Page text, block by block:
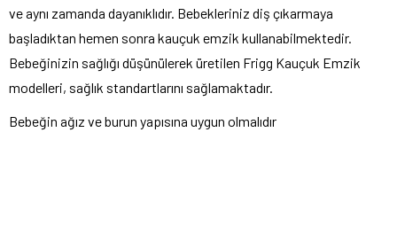
ve aynı zamanda dayanıklıdır. Bebekleriniz diş çıkarmaya
başladıktan hemen sonra kauçuk emzik kullanabilmektedir.
Bebeğinizin sağlığı düşünülerek üretilen Frigg Kauçuk Emzik
modelleri, sağlık standartlarını sağlamaktadır.
Bebeğin ağız ve burun yapısına uygun olmalıdır